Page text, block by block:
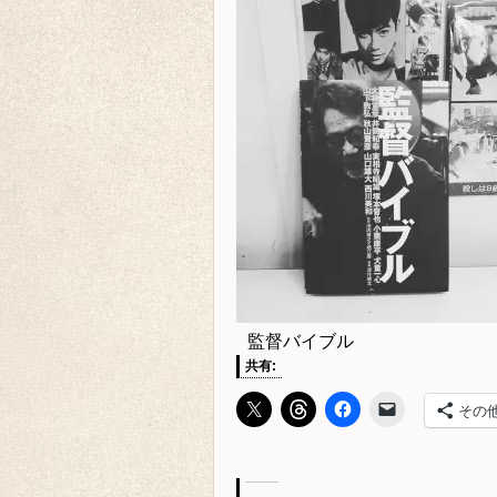
監督バイブル
共有:
その